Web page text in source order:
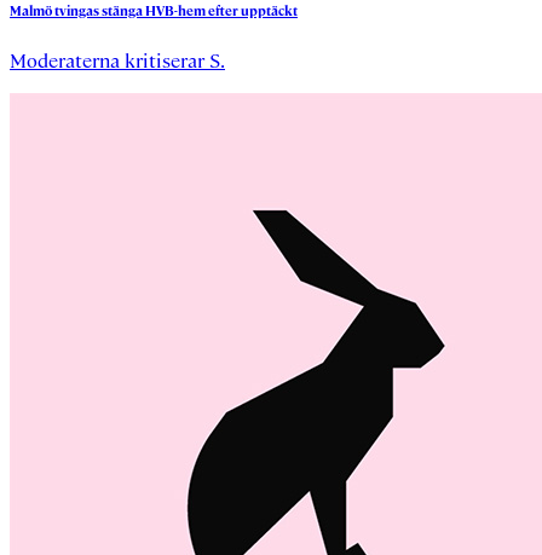
MalmötvingasstängaHVB-hemefterupptäckt
Moderaterna kritiserar S.